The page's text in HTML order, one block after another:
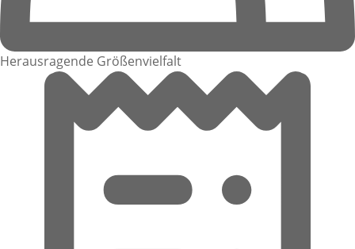
Herausragende Größenvielfalt